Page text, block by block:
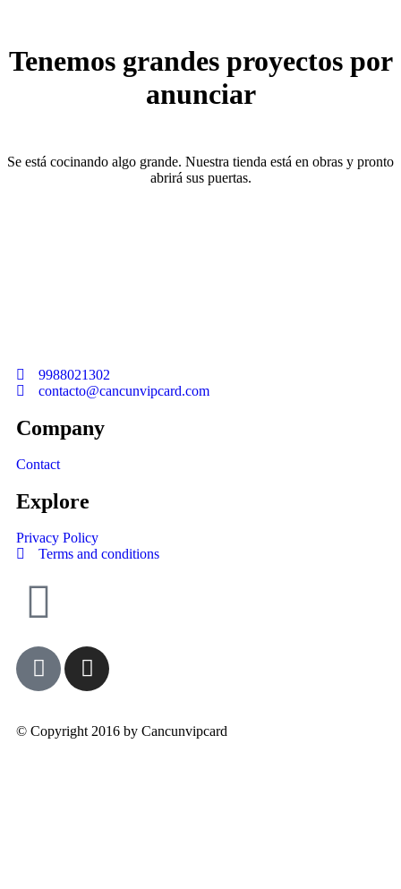
Tenemos grandes proyectos por
anunciar
Se está cocinando algo grande. Nuestra tienda está en obras y pronto
abrirá sus puertas.
9988021302
contacto@cancunvipcard.com
Company
Contact
Explore
Privacy Policy
Terms and conditions
© Copyright 2016 by Cancunvipcard